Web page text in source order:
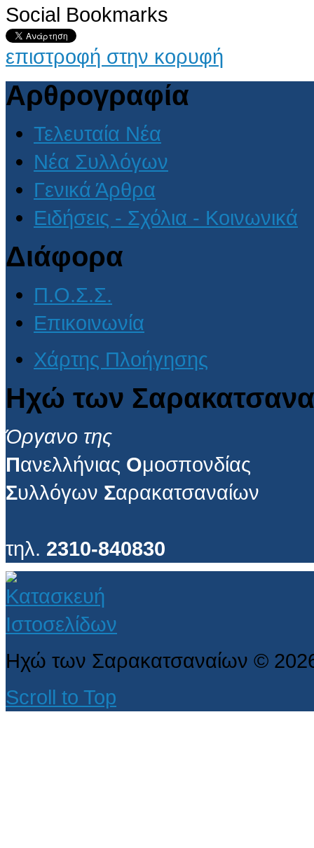
AdmirorGallery 4.5.0, author/s Vasiljevski& Kekeljevic
Social Bookmarks
επιστροφή στην κορυφή
Αρθρογραφία
Τελευταία Νέα
Νέα Συλλόγων
Γενικά Άρθρα
Ειδήσεις - Σχόλια - Κοινωνικά
Διάφορα
Π.Ο.Σ.Σ.
Επικοινωνία
Χάρτης Πλοήγησης
Ηχώ των
Όργανο της
Πανελλήνιας Ομοσπονδίας
Συλλόγων Σαρακατσαναίων
τηλ. 2310-840830
Ηχώ των Σαρακατσαναίων ©
Scroll to Top